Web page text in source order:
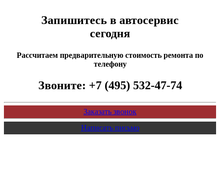
Запишитесь в автосервис
сегодня
Рассчитаем предварительную стоимость ремонта по
телефону
Звоните: +7 (495) 532-47-74
Заказать звонок
Написать письмо